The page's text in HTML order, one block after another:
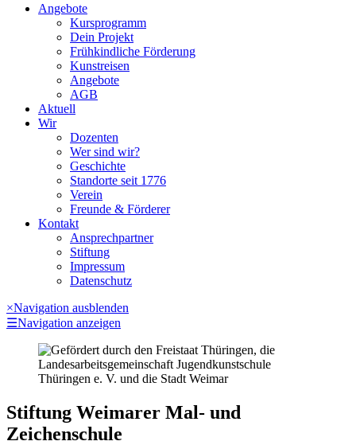
Angebote
Kursprogramm
Dein Projekt
Frühkindliche Förderung
Kunstreisen
Angebote
AGB
Aktuell
Wir
Dozenten
Wer sind wir?
Geschichte
Standorte seit 1776
Verein
Freunde & Förderer
Kontakt
Ansprechpartner
Stiftung
Impressum
Datenschutz
×Navigation ausblenden
☰Navigation anzeigen
Stiftung Weimarer Mal- und
Zeichenschule